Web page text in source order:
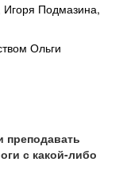
Игоря Подмазина,
Ольги
преподавать
с какой-либо